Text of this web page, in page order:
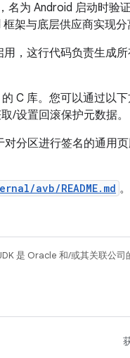
为 Android 启动时验
架与底层供应商实现分
，这行代码负责生成
C 库。您可以通过以
/设置回滚保护元数据。
分区进行签名的通用
avb/README.md 。
是 Oracle 和/或其关联公司